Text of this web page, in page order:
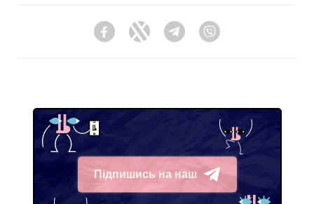
FacebookTwitter Telegram
Підпишись на наш
Telegram